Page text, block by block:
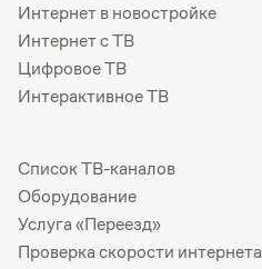
Интернет в новостройке
Интернет с ТВ
Цифровое ТВ
Интерактивное ТВ
Список ТВ-каналов
Оборудование
Услуга «Переезд»
Проверка скорости интернета